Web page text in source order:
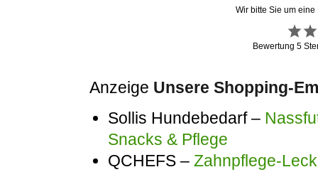
Wir bitte Sie um
Bewertung5
Anzeige Unsere Shopping-
Sollis Hundebedarf –
Snacks & Pflege
QCHEFS – Zahnpflege-